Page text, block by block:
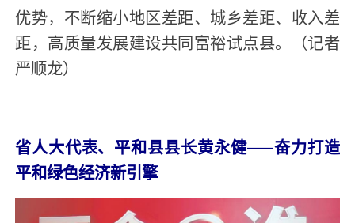
优势，不断缩小地区差距、城乡差距、收入差
距，高质量发展建设共同富裕试点县。（记者
严顺龙）
省人大代表、平和县县长黄永健——奋力打造
平和绿色经济新引擎